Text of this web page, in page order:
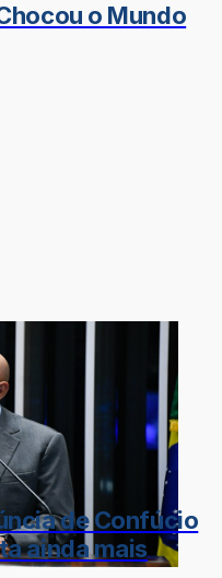
o Mundo
de Confúcio
ainda mais